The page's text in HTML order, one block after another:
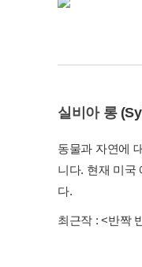
실비아 롱
동물과 자연에
니다. 현재 미국
다.
최근작 :<반짝